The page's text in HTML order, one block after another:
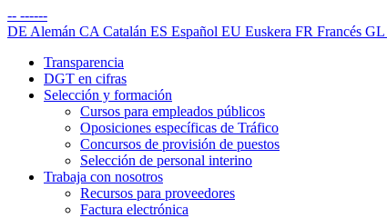
-- ------
DE Alemán CA Catalán ES Español EU Euskera FR Francés GL
Transparencia
DGT en cifras
Selección y formación
Cursos para empleados públicos
Oposiciones específicas de Tráfico
Concursos de provisión de puestos
Selección de personal interino
Trabaja con nosotros
Recursos para proveedores
Factura electrónica